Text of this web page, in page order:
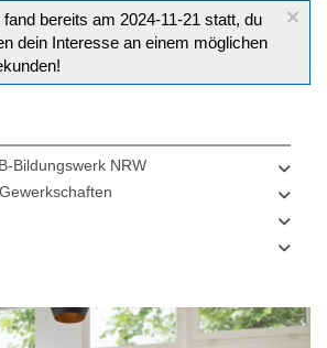
×
bereits am 2024-11-21 statt, du
dein Interesse an einem möglichen
Bildungswerk NRW